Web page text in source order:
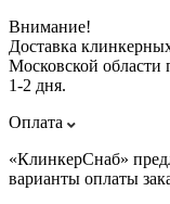
Внимание!
Доставка
Московской области
1-2 дня.
Оплата
«КлинкерСнаб»
варианты оплаты